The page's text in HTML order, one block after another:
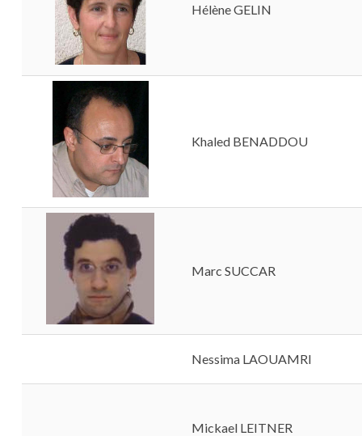
Hélène GELIN
Khaled BENADDOU
Marc SUCCAR
Nessima LAOUAMRI
Mickael LEITNER